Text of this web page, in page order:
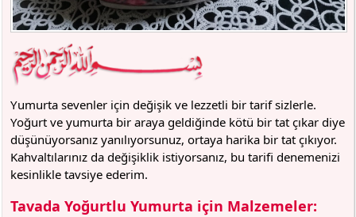
Yumurta sevenler için değişik ve lezzetli bir tarif sizlerle.
Yoğurt ve yumurta bir araya geldiğinde kötü bir tat çıkar diye
düşünüyorsanız yanılıyorsunuz, ortaya harika bir tat çıkıyor.
Kahvaltılarınız da değişiklik istiyorsanız, bu tarifi denemenizi
kesinlikle tavsiye ederim.
Tavada Yoğurtlu Yumurta için Malzemeler: